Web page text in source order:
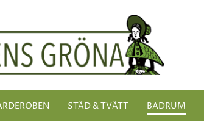
STÄD & TVÄTT BADRUM